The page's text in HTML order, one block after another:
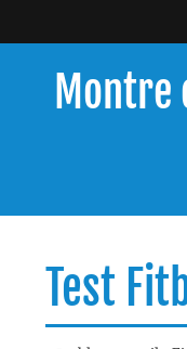
content
Montre
Test